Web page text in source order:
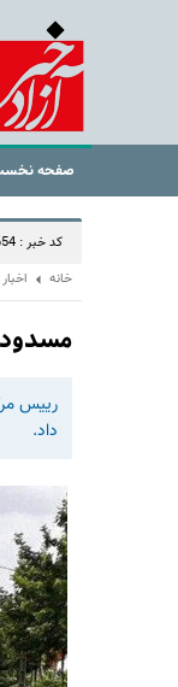
صفحه
کد خبر : 52654
خانه
رییس
داد.